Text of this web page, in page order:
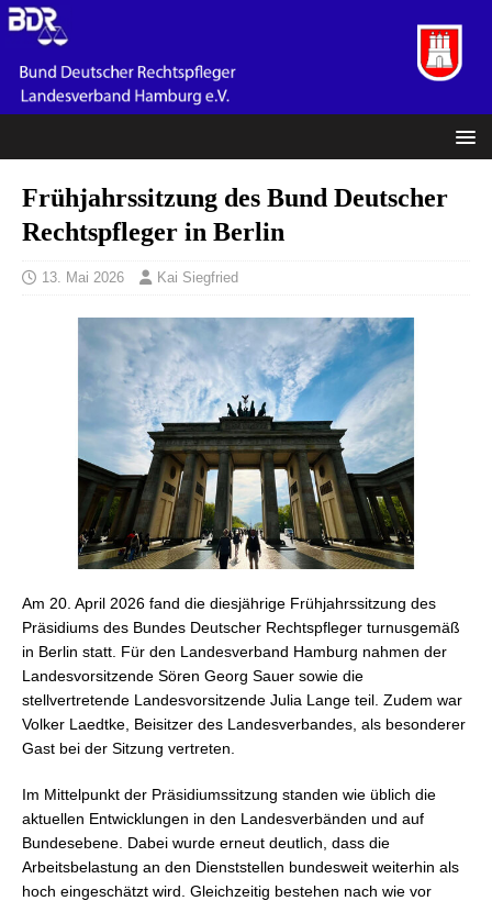
Frühjahrssitzung des Bund Deutscher
Rechtspfleger in Berlin
13. Mai 2026 Kai Siegfried
Am 20. April 2026 fand die diesjährige Frühjahrssitzung des
Präsidiums des Bundes Deutscher Rechtspfleger turnusgemäß
in Berlin statt. Für den Landesverband Hamburg nahmen der
Landesvorsitzende Sören Georg Sauer sowie die
stellvertretende Landesvorsitzende Julia Lange teil. Zudem war
Volker Laedtke, Beisitzer des Landesverbandes, als besonderer
Gast bei der Sitzung vertreten.
Im Mittelpunkt der Präsidiumssitzung standen wie üblich die
aktuellen Entwicklungen in den Landesverbänden und auf
Bundesebene. Dabei wurde erneut deutlich, dass die
Arbeitsbelastung an den Dienststellen bundesweit weiterhin als
hoch eingeschätzt wird. Gleichzeitig bestehen nach wie vor